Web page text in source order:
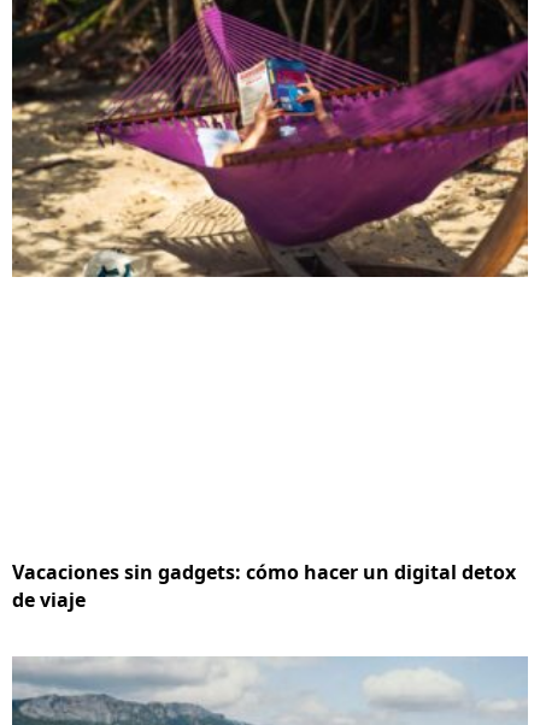
Vacaciones sin gadgets: cómo hacer un digital detox
de viaje